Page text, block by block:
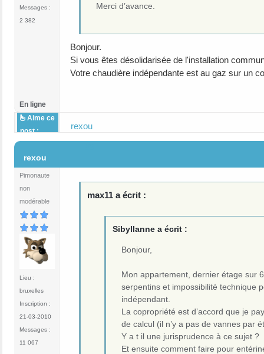
Messages :
2 382
Merci d’avance.
Bonjour.
Si vous êtes désolidarisée de l'installation
Votre chaudière indépendante est au gaz sur un
En ligne
Aime ce
post :
rexou
rexou
Pimonaute
non
modérable
Lieu :
bruxelles
Inscription :
21-03-2010
Messages :
11 067
max11 a écrit :
Sibyllanne a écrit :
Bonjour,
Mon appartement, dernier étage sur
serpentins et impossibilité technique
indépendant.
La copropriété est d’accord que je
de calcul (il n’y a pas de vannes par
Y a t il une jurisprudence à ce sujet ?
Et ensuite comment faire pour